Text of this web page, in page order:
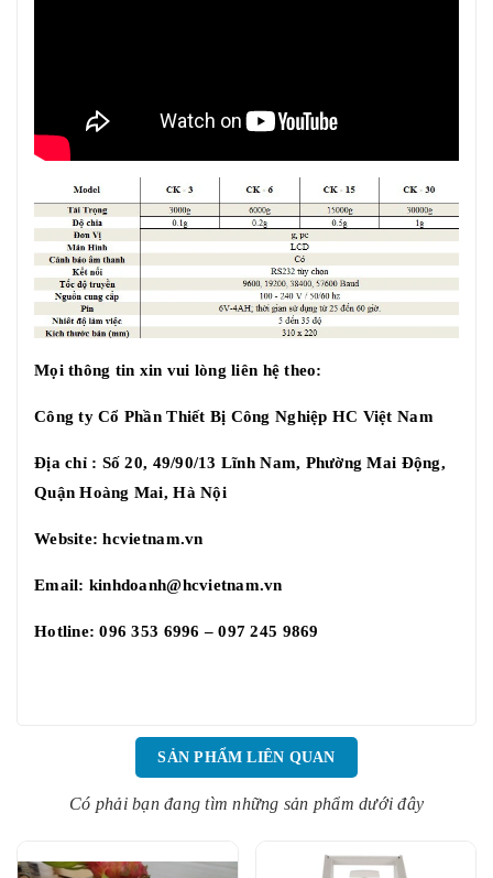
Mọi thông tin xin vui lòng liên hệ theo:
Công ty Cổ Phần Thiết Bị Công Nghiệp HC Việt Nam
Địa chỉ : Số 20, 49/90/13 Lĩnh Nam, Phường Mai Động,
Quận Hoàng Mai, Hà Nội
Website:hcvietnam.vn
Email: kinhdoanh@hcvietnam.vn
Hotline: 096 353 6996 – 097 245 9869
SẢN PHẨM LIÊN QUAN
Có phải bạn đang tìm những sản phẩm dưới đây